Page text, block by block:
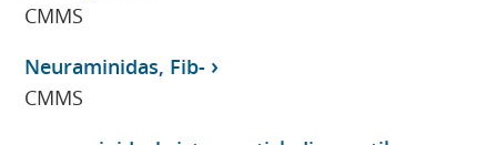
CMMS
Neuraminidas, Fib-
CMMS